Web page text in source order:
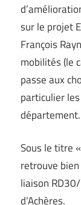
sur le projet
François
mobilités (le
passe aux
particulier
département.
Sous le titre
retrouve
liaison
d’Achères.